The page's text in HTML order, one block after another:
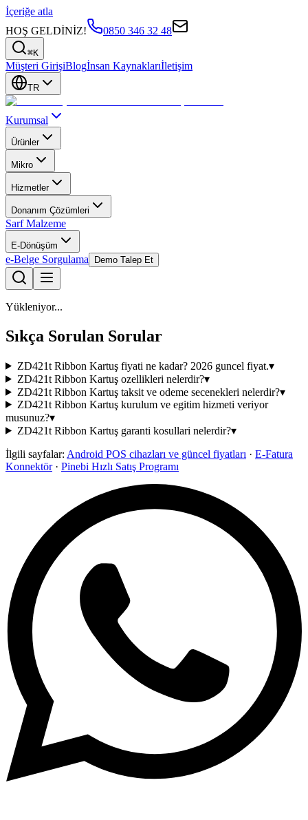
İçeriğe atla
HOŞ GELDİNİZ!
0850 346 32 48
⌘K
Müşteri GirişiBlogİnsan Kaynaklarıİletişim
TR
Kurumsal
Ürünler
Mikro
Hizmetler
Donanım Çözümleri
Sarf Malzeme
E-Dönüşüm
e-Belge Sorgulama Demo Talep Et
Yükleniyor...
Sıkça Sorulan Sorular
ZD421t Ribbon Kartuş fiyati ne kadar? 2026 guncel fiyat.▾
ZD421t Ribbon Kartuş ozellikleri nelerdir?▾
ZD421t Ribbon Kartuş taksit ve odeme secenekleri nelerdir?▾
ZD421t Ribbon Kartuş kurulum ve egitim hizmeti veriyor
musunuz?▾
ZD421t Ribbon Kartuş garanti kosullari nelerdir?▾
İlgili sayfalar: Android POS cihazları ve güncel fiyatları · E-Fatura
Konnektör· Pinebi Hızlı Satış Programı